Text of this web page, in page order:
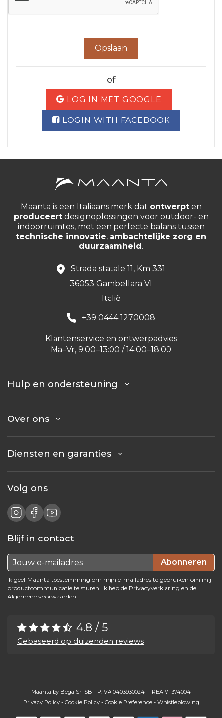
Opslaan
of
LOG IN MET GOOGLE
LOGIN WITH FACEBOOK
Maanta is een Italiaans merk dat ontwerpten
produceertdesignoplossingen voor outdoor- en
indoorruimtes, met een perfecte balans tussen
technische innovatie, ambachtelijke zorg en
duurzaamheid.
Strada statale 11, Km 331
36053 Gambellara VI
Italië
+39 0444 1270008
Klantenservice en ontwerpadvies
Ma–Vr, 9:00–13:00 / 14:00–18:00
Hulp en ondersteuning
Over ons
Diensten en garanties
Volg ons
Blijf in contact
Abonneren
Ik geef Maanta toestemming om mijn e-mailadres te gebruiken om mij
productcommunicatie te sturen. Ik heb de Privacyverklaring en de
Algemene voorwaarden
4.8 / 5
Gebaseerd op duizenden reviews
Maanta by Bega Srl SB - P.IVA 04039300241 - REA VI 374004
Privacy Policy- Cookie Policy- Cookie Preference- Whistleblowing